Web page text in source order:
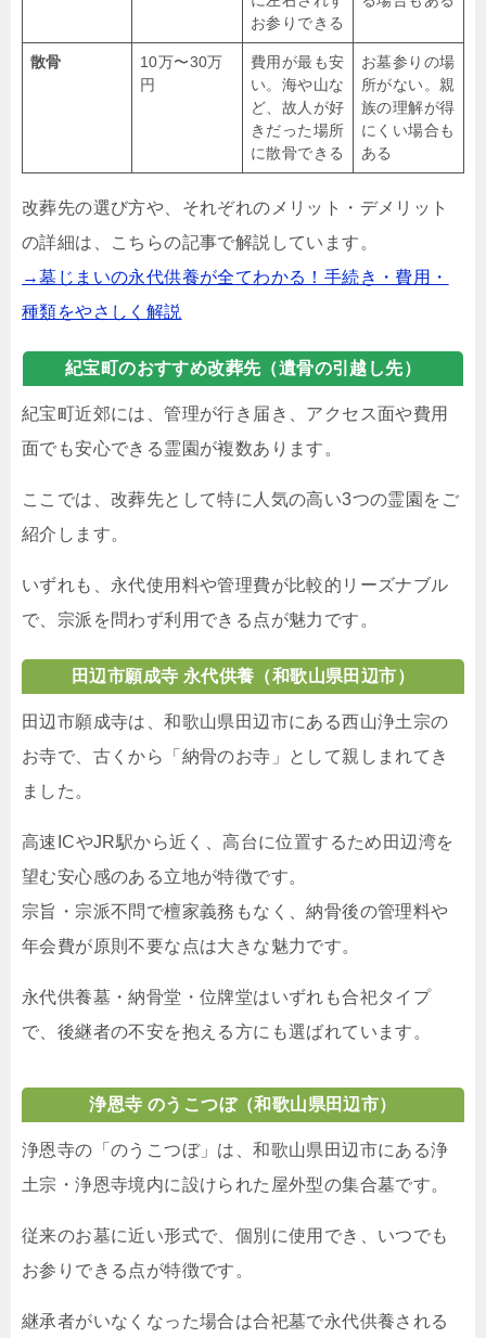
お参りできる
散骨
10万〜30万
円
費用が最も安
い。海や山な
ど、故人が好
きだった場所
に散骨できる
お墓参りの場
所がない。親
族の理解が得
にくい場合も
ある
改葬先の選び方や、それぞれのメリット・デメリット
の詳細は、こちらの記事で解説しています。
→墓じまいの永代供養が全てわかる！手続き・費用・
種類をやさしく解説
紀宝町のおすすめ改葬先（遺骨の引越し先）
紀宝町近郊には、管理が行き届き、アクセス面や費用
面でも安心できる霊園が複数あります。
ここでは、改葬先として特に人気の高い3つの霊園をご
紹介します。
いずれも、永代使用料や管理費が比較的リーズナブル
で、宗派を問わず利用できる点が魅力です。
田辺市願成寺 永代供養 （和歌山県田辺市）
田辺市願成寺は、和歌山県田辺市にある西山浄土宗の
お寺で、古くから「納骨のお寺」として親しまれてき
ました。
高速ICやJR駅から近く、高台に位置するため田辺湾を
望む安心感のある立地が特徴です。
宗旨・宗派不問で檀家義務もなく、納骨後の管理料や
年会費が原則不要な点は大きな魅力です。
永代供養墓・納骨堂・位牌堂はいずれも合祀タイプ
で、後継者の不安を抱える方にも選ばれています。
浄恩寺 のうこつぼ（和歌山県田辺市）
浄恩寺の「のうこつぼ」は、和歌山県田辺市にある浄
土宗・浄恩寺境内に設けられた屋外型の集合墓です。
従来のお墓に近い形式で、個別に使用でき、いつでも
お参りできる点が特徴です。
継承者がいなくなった場合は合祀墓で永代供養される